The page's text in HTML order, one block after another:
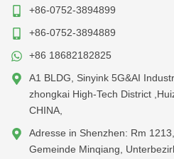
+86-0752-3894899
+86-0752-3894889
+86 18682182825
A1 BLDG, Sinyink 5G&AI
zhongkai High-Tech District
CHINA,
Adresse in Shenzhen: Rm
Gemeinde Minqiang,